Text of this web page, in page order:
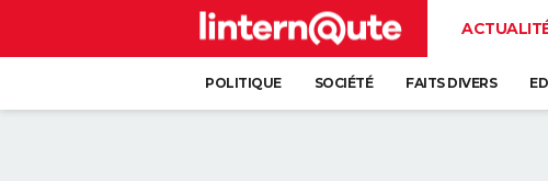
POLITIQUE SOCIÉTÉ FAITS DIVERS